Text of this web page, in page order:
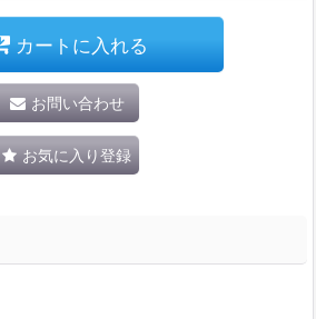
カートに入れる
お問い合わせ
お気に入り登録